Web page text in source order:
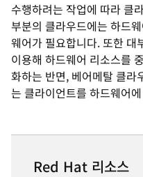
수행하려는 작업에 따라 클
부분의 클라우드에는 하드
웨어가 필요합니다. 또한 대
이용해 하드웨어 리소스를
화하는 반면, 베어메탈 클라
는 클라이언트를 하드웨어
Red Hat 리소스